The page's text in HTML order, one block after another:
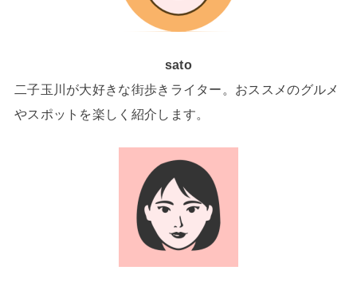
sato
二子玉川が大好きな街歩きライター。おススメのグルメ
やスポットを楽しく紹介します。